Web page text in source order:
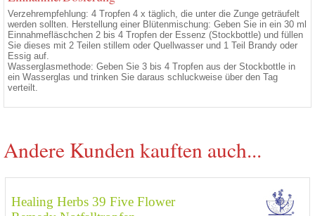
Verzehrempfehlung: 4 Tropfen 4 x täglich, die unter die Zunge geträufelt
werden sollten. Herstellung einer Blütenmischung: Geben Sie in ein 30 ml
Einnahmefläschchen 2 bis 4 Tropfen der Essenz (Stockbottle) und füllen
Sie dieses mit 2 Teilen stillem oder Quellwasser und 1 Teil Brandy oder
Essig auf.
Wasserglasmethode: Geben Sie 3 bis 4 Tropfen aus der Stockbottle in
ein Wasserglas und trinken Sie daraus schluckweise über den Tag
verteilt.
Andere Kunden kauften auch...
Healing Herbs 39 Five Flower